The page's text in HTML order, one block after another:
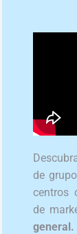
de
centros
de
general.